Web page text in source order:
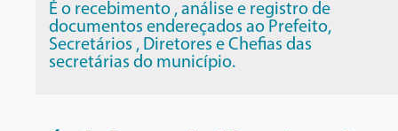
É o recebimento , análise e registro de
documentos endereçados ao Prefeito,
Secretários , Diretores e Chefias das
secretárias do município.